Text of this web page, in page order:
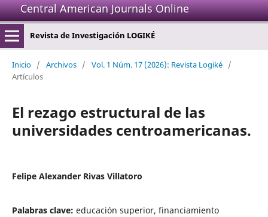
Central American Journals Online
Revista de Investigación LOGIKÉ
Inicio / Archivos / Vol. 1 Núm. 17 (2026): Revista Logiké /
Artículos
El rezago estructural de las
universidades centroamericanas.
Felipe Alexander Rivas Villatoro
Palabras clave: educación superior, financiamiento